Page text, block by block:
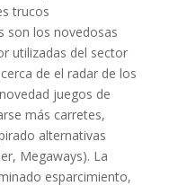
trucos
son los novedosas
utilizadas del sector
de el radar de los
juegos de
más carretes,
alternativas
Megaways). La
esparcimiento,